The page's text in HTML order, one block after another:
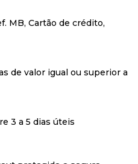
MB, Cartão de crédito,
de valor igual ou superior a
3 a 5 dias úteis